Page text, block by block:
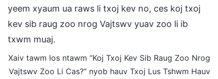
yeem xyaum ua raws li txoj kev no, ces koj txoj
kev sib raug zoo nrog Vajtswv yuav zoo li ib
txwm muaj.
Xaiv tawm los ntawm “Koj Txoj Kev Sib Raug Zoo Nrog
Vajtswv Zoo Li Cas?” nyob hauv Txoj Lus Tshwm Hauv